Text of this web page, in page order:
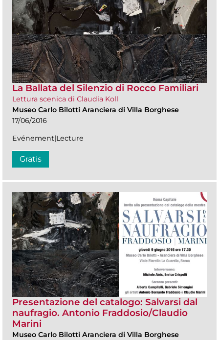
La Ballata del Silenzio di Rocco Familiari
Lettura scenica di Claudia Koll
Museo Carlo Bilotti Aranciera di Villa Borghese
17/06/2016
Evénement|Lecture
Gratis
Presentazione del catalogo: Salvarsi dal
naufragio. Antonio Fraddosio/Claudio
Marini
Museo Carlo Bilotti Aranciera di Villa Borghese